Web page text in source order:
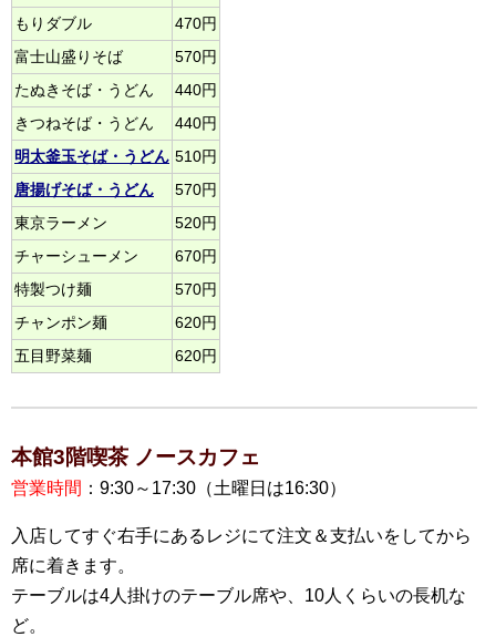
もりダブル
470円
富士山盛りそば
570円
たぬきそば・うどん
440円
きつねそば・うどん
440円
明太釜玉そば・うどん 510円
唐揚げそば・うどん
570円
東京ラーメン
520円
チャーシューメン
670円
特製つけ麺
570円
チャンポン麺
620円
五目野菜麺
620円
本館3階喫茶 ノースカフェ
営業時間 ：9:30～17:30（土曜日は16:30）
入店してすぐ右手にあるレジにて注文＆支払いをしてから
席に着きます。
テーブルは4人掛けのテーブル席や、10人くらいの長机な
ど。